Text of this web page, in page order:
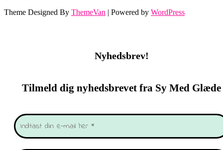
Theme Designed By ThemeVan | Powered by WordPress
Nyhedsbrev!
Tilmeld dig nyhedsbrevet fra Sy Med Glæde